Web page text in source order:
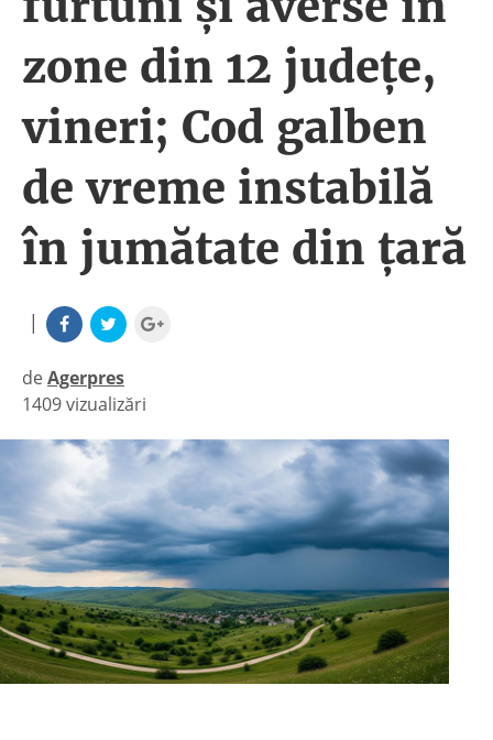
zone din 12 județe,
vineri; Cod galben
de vreme instabilă
în jumătate din țară
|
deAgerpres
|
1409 vizualizări